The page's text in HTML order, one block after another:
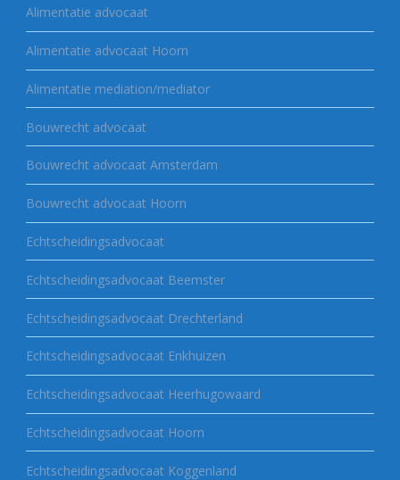
Alimentatie advocaat
Alimentatie advocaat Hoorn
Alimentatie mediation/mediator
Bouwrecht advocaat
Bouwrecht advocaat Amsterdam
Bouwrecht advocaat Hoorn
Echtscheidingsadvocaat
Echtscheidingsadvocaat Beemster
Echtscheidingsadvocaat Drechterland
Echtscheidingsadvocaat Enkhuizen
Echtscheidingsadvocaat Heerhugowaard
Echtscheidingsadvocaat Hoorn
Echtscheidingsadvocaat Koggenland